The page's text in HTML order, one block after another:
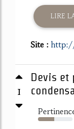
LIRE
Site :
1
Devis et
47%